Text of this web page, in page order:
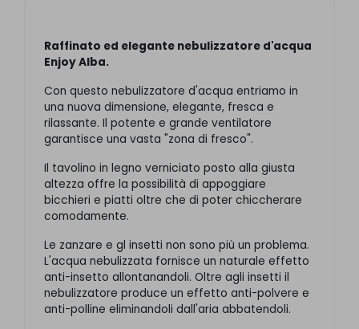
Raffinato ed elegante nebulizzatore d'acqua
Enjoy Alba.
Con questo nebulizzatore d'acqua entriamo in
una nuova dimensione, elegante, fresca e
rilassante. Il potente e grande ventilatore
garantisce una vasta "zona di fresco".
Il tavolino in legno verniciato posto alla giusta
altezza offre la possibilità di appoggiare
bicchieri e piatti oltre che di poter chiccherare
comodamente.
Le zanzare e gl insetti non sono più un problema.
L'acqua nebulizzata fornisce un naturale effetto
anti-insetto allontanandoli. Oltre agli insetti il
nebulizzatore produce un effetto anti-polvere e
anti-polline eliminandoli dall'aria abbatendoli.